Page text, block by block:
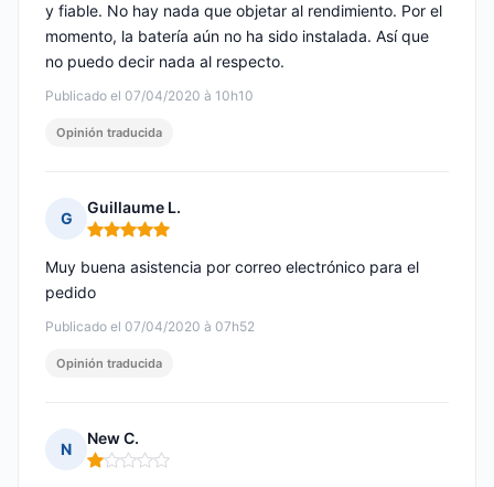
Publicado el 07/04/2020 à 10h10
y fiable. No hay nada que objetar al rendimiento. Por el
momento, la batería aún no ha sido instalada. Así que
no puedo decir nada al respecto.
Opinión traducida
G
Guillaume L.
Nota: 5 de 5
Publicado el 07/04/2020 à 07h52
Muy buena asistencia por correo electrónico para el
pedido
Opinión traducida
N
New C.
Nota: 1 de 5